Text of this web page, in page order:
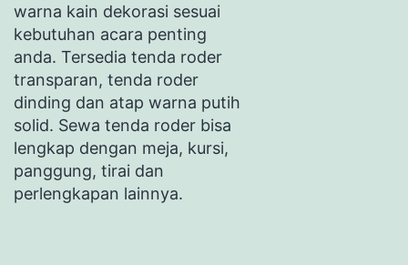
warna kain dekorasi sesuai
kebutuhan acara penting
anda. Tersedia tenda roder
transparan, tenda roder
dinding dan atap warna putih
solid. Sewa tenda roder bisa
lengkap dengan meja, kursi,
panggung, tirai dan
perlengkapan lainnya.